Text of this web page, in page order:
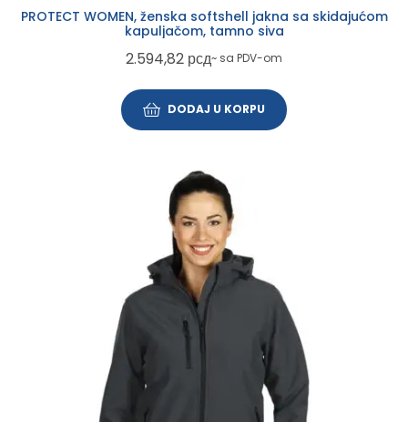
PROTECT WOMEN, ženska softshell jakna sa skidajućom
kapuljačom, tamno siva
2.594,82 рсд~ sa PDV-om
DODAJ U KORPU